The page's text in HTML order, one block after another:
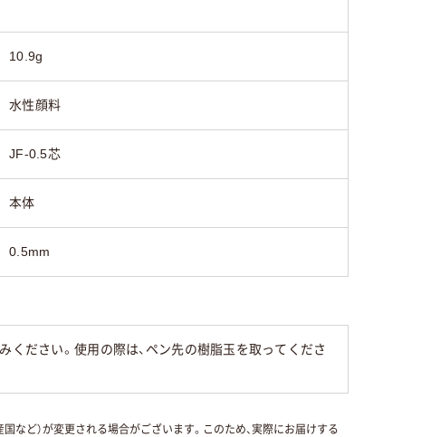
10.9g
水性顔料
JF-0.5芯
本体
0.5mm
ください。使用の際は、ペン先の樹脂玉を取ってくださ
など）が変更される場合がございます。このため、実際にお届けする